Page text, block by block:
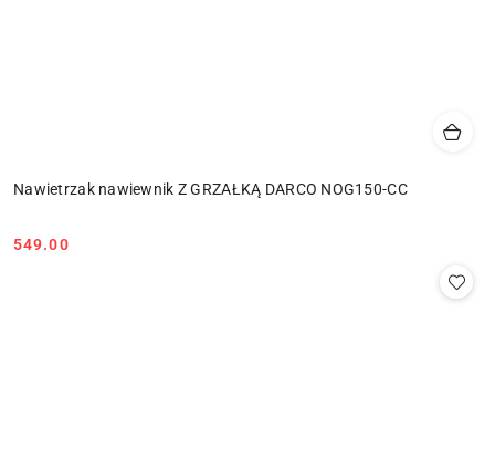
Nawietrzak nawiewnik Z GRZAŁKĄ DARCO NOG150-CC
Cena:
549.00